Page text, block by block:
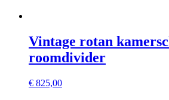
Vintage rotan
roomdivider
€ 825,00